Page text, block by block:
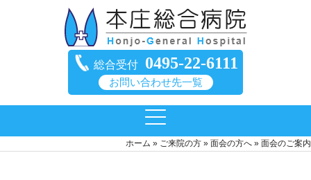
総合受付 0495-22-6111
お問い合わせ先一覧
ホーム » ご来院の方 » 面会の方へ » 面会のご案内